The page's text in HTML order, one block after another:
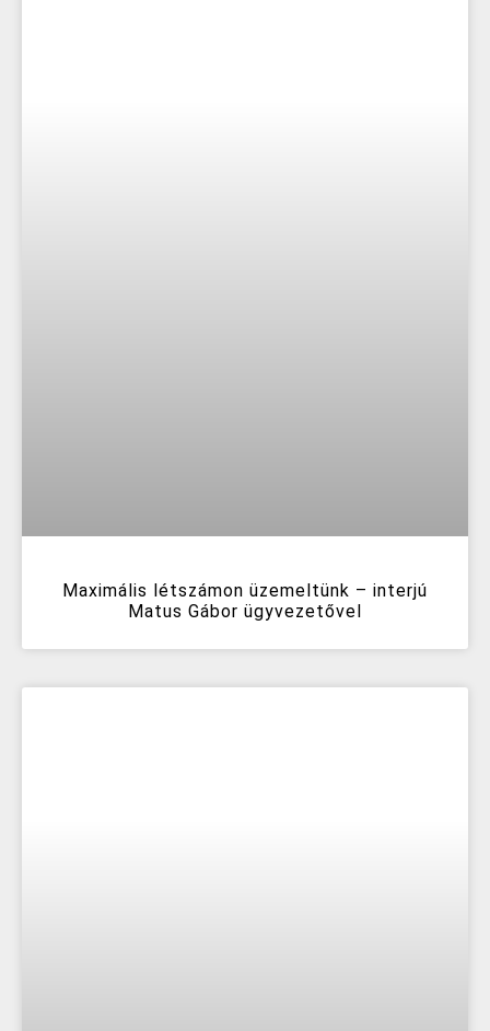
Maximális létszámon üzemeltünk – interjú
Matus Gábor ügyvezetővel